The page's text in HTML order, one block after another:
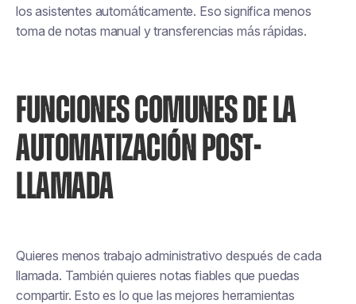
los asistentes automáticamente. Eso significa menos
toma de notas manual y transferencias más rápidas.
FUNCIONES COMUNES DE LA
AUTOMATIZACIÓN POST-
LLAMADA
Quieres menos trabajo administrativo después de cada
llamada. También quieres notas fiables que puedas
compartir. Esto es lo que las mejores herramientas